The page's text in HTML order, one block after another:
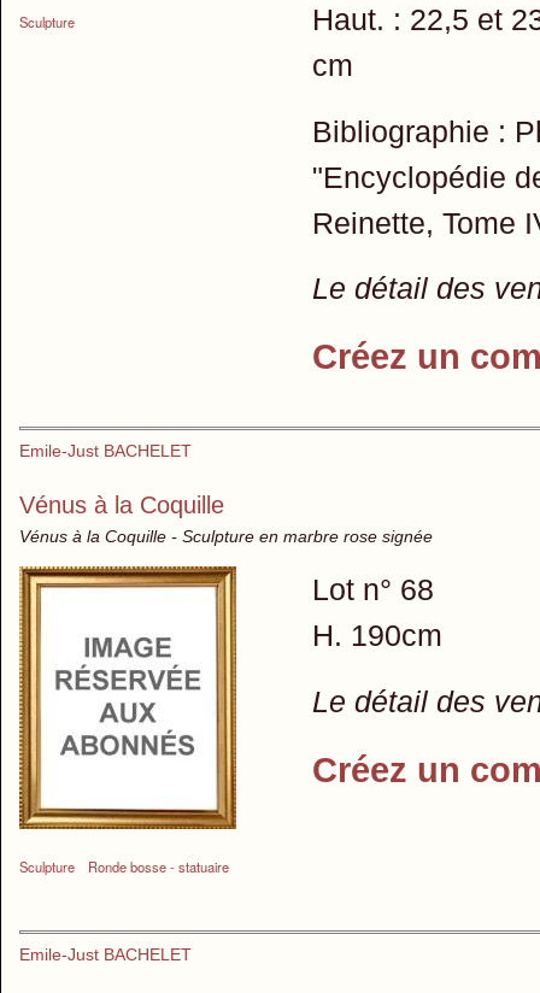
Sculpture
Haut. : 22,5 et
cm
Bibliographie :
"Encyclopédie
Reinette, Tome
Le détail des
Créez un
Emile-Just BACHELET
Vénus à la Coquille
Vénus à la Coquille - Sculpture en marbre rose signée
Sculpture Ronde bosse - statuaire
Lot n° 68
H. 190cm
Le détail des
Créez un
Emile-Just BACHELET